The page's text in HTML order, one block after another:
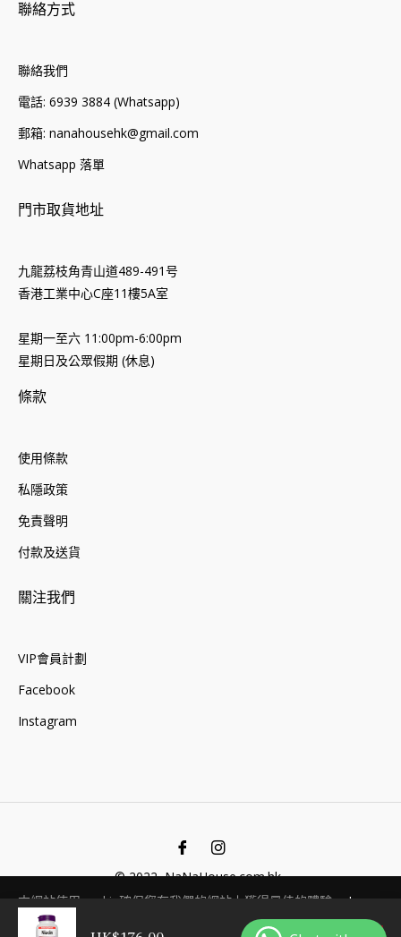
聯絡方式
聯絡我們
電話: 6939 3884 (Whatsapp)
郵箱: nanahousehk@gmail.com
Whatsapp 落單
門市取貨地址
九龍荔枝角青山道489-491号
香港工業中心C座11樓5A室
星期一至六 11:00pm-6:00pm
星期日及公眾假期 (休息)
條款
使用條款
私隱政策
免責聲明
付款及送貨
關注我們
VIP會員計劃
Facebook
Instagram
Ins
© 2022, NaNaHouse.com.hk .
本網站使用cookie確保您在我們的網站上獲得最佳的體驗。 Learn
More